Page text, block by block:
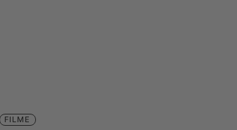
FILME